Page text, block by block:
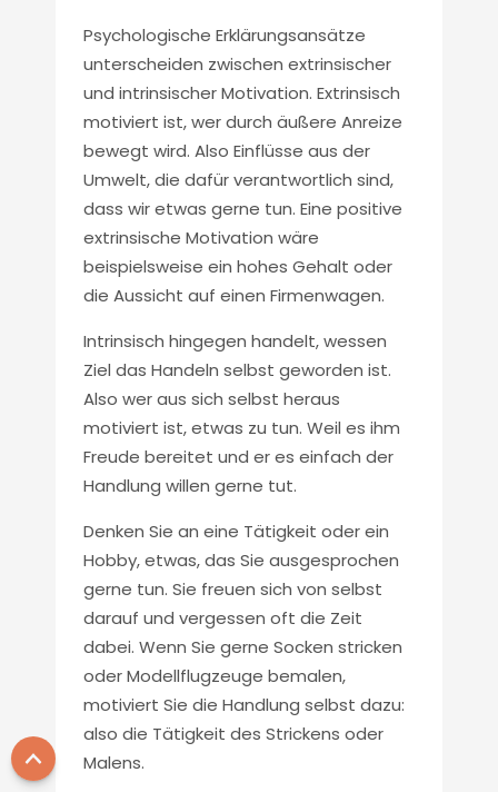
Psychologische Erklärungsansätze
unterscheiden zwischen extrinsischer
und intrinsischer Motivation. Extrinsisch
motiviert ist, wer durch äußere Anreize
bewegt wird. Also Einflüsse aus der
Umwelt, die dafür verantwortlich sind,
dass wir etwas gerne tun. Eine positive
extrinsische Motivation wäre
beispielsweise ein hohes Gehalt oder
die Aussicht auf einen Firmenwagen.
Intrinsisch hingegen handelt, wessen
Ziel das Handeln selbst geworden ist.
Also wer aus sich selbst heraus
motiviert ist, etwas zu tun. Weil es ihm
Freude bereitet und er es einfach der
Handlung willen gerne tut.
Denken Sie an eine Tätigkeit oder ein
Hobby, etwas, das Sie ausgesprochen
gerne tun. Sie freuen sich von selbst
darauf und vergessen oft die Zeit
dabei. Wenn Sie gerne Socken stricken
oder Modellflugzeuge bemalen,
motiviert Sie die Handlung selbst dazu:
also die Tätigkeit des Strickens oder
Malens.